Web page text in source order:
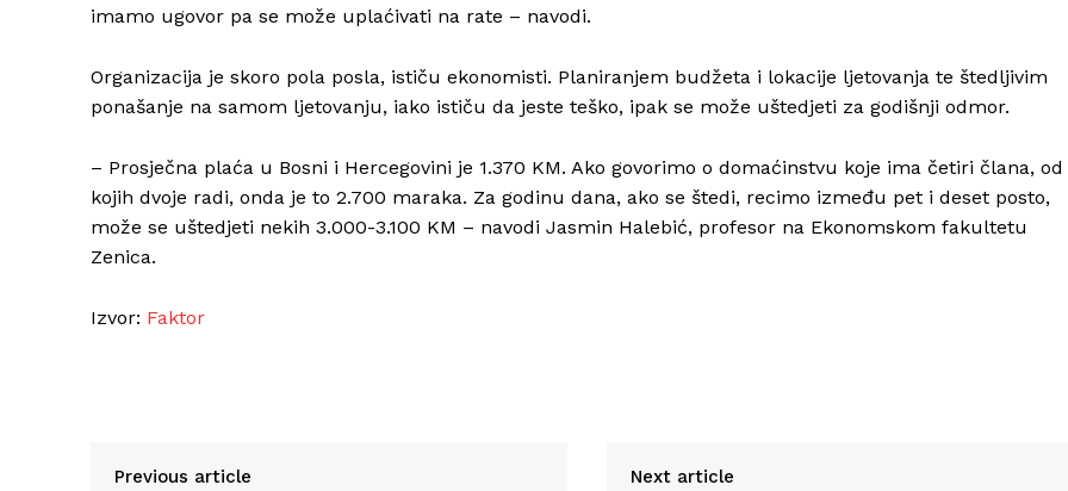
imamo ugovor pa se može uplaćivati na rate – navodi.
Organizacija je skoro pola posla, ističu ekonomisti. Planiranjem budžeta i lokacije ljetovanja te štedljivim
ponašanje na samom ljetovanju, iako ističu da jeste teško, ipak se može uštedjeti za godišnji odmor.
– Prosječna plaća u Bosni i Hercegovini je 1.370 KM. Ako govorimo o domaćinstvu koje ima četiri člana, od
kojih dvoje radi, onda je to 2.700 maraka. Za godinu dana, ako se štedi, recimo između pet i deset posto,
može se uštedjeti nekih 3.000-3.100 KM – navodi Jasmin Halebić, profesor na Ekonomskom fakultetu
Zenica.
Izvor: Faktor
Previous article Next article